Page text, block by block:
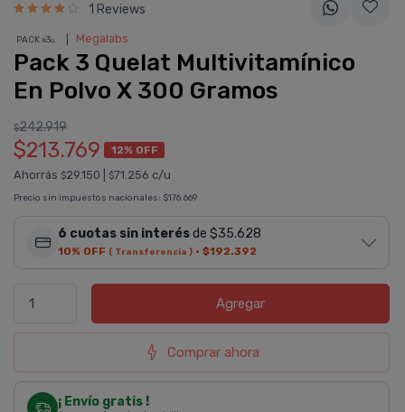
1 Reviews
PACK x3u. Megalabs
Pack 3 Quelat Multivitamínico
En Polvo X 300 Gramos
$242.919
$213.769 12% OFF
Ahorrás $29.150 $71.256 c/u
Precio sin impuestos nacionales: $176.669
6 cuotas sin interésde $35.628
10% OFF ( Transferencia ) · $192.392
Agregar
Comprar ahora
¡ Envío gratis !